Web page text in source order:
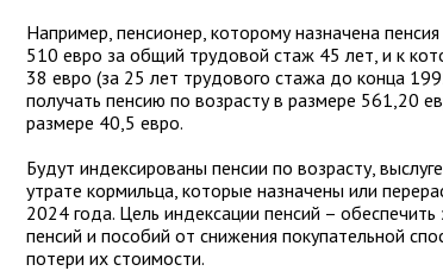
Например, пенсионер, которому назначена
510 евро за общий трудовой стаж 45 лет, и к
38 евро (за 25 лет трудового стажа до конца
получать пенсию по возрасту в размере 561,20
размере 40,5 евро.
Будут индексированы пенсии по возрасту,
утрате кормильца, которые назначены или
2024 года. Цель индексации пенсий –
пенсий и пособий от снижения покупательной
потери их стоимости.